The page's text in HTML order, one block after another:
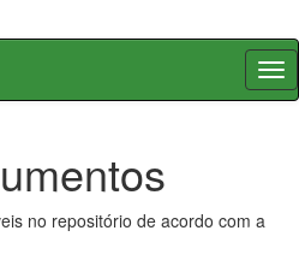
no repositório de acordo com a